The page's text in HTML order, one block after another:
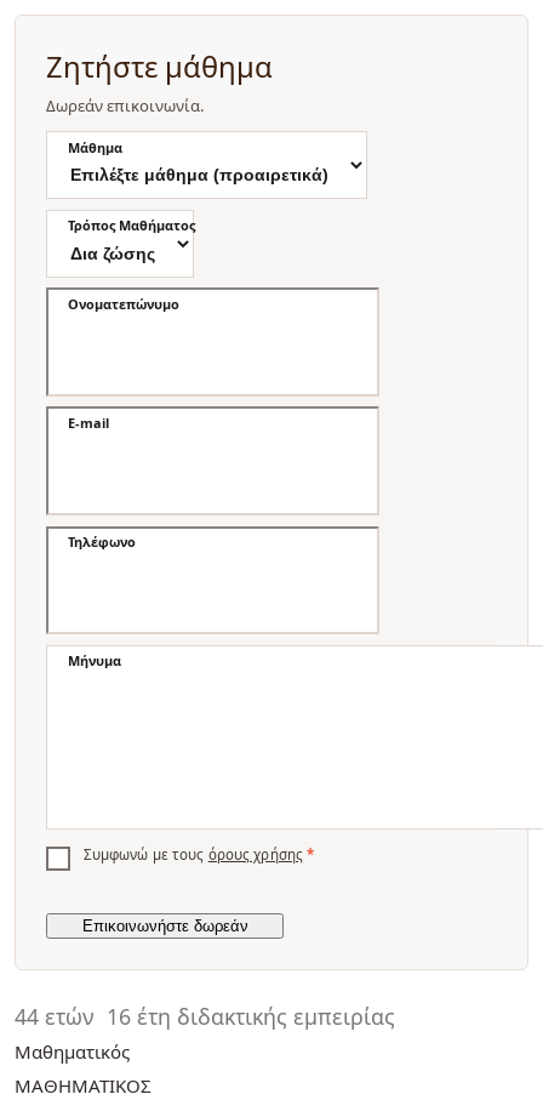
44 ετών 16 έτη διδακτικής εμπειρίας
Μαθηματικός
ΜΑΘΗΜΑΤΙΚΟΣ
Ζητήστε μάθημα
Δωρεάν επικοινωνία.
Μάθημα
Τρόπος Μαθήματος
Ονοματεπώνυμο
E-mail
Τηλέφωνο
Μήνυμα
Συμφωνώ με τους όρους χρήσης *